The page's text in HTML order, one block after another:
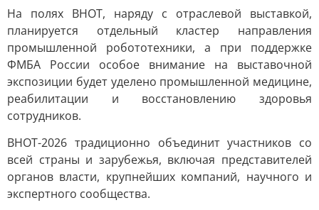
На полях ВНОТ, наряду с отраслевой выставкой,
планируется отдельный кластер направления
промышленной робототехники, а при поддержке
ФМБА России особое внимание на выставочной
экспозиции будет уделено промышленной медицине,
реабилитации и восстановлению здоровья
сотрудников.
ВНОТ-2026 традиционно объединит участников со
всей страны и зарубежья, включая представителей
органов власти, крупнейших компаний, научного и
экспертного сообщества.